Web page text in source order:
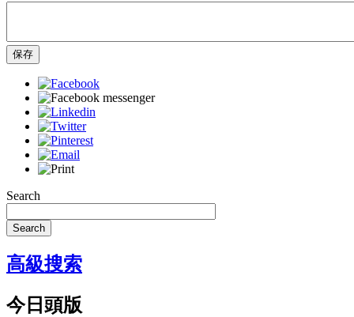
保存
Search
Search
高級搜索
今日頭版